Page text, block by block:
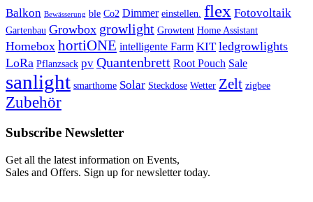
Balkon Bewässerung ble Co2 Dimmer einstellen. flex Fotovoltaik
Gartenbau Growbox growlight Growtent Home Assistant
Homebox hortiONE intelligente Farm KIT ledgrowlights
LoRa Pflanzsack pv Quantenbrett Root Pouch Sale
sanlight smarthome Solar Steckdose Wetter Zelt zigbee
Zubehör
Subscribe Newsletter
Get all the latest information on Events,
Sales and Offers. Sign up for newsletter today.